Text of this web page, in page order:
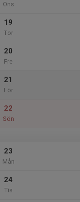
Ons
19
Tor
20
Fre
21
Lör
22
Sön
23
Mån
24
Tis